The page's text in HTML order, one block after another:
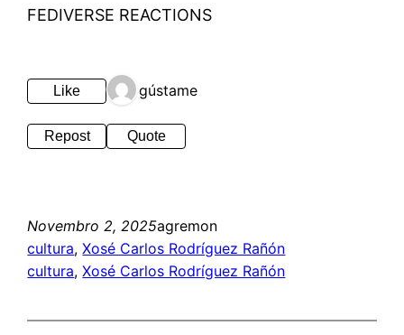
FEDIVERSE REACTIONS
Like 1 gústame
Repost Quote
Novembro 2, 2025agremon
cultura, Xosé Carlos Rodríguez Rañón
cultura, Xosé Carlos Rodríguez Rañón